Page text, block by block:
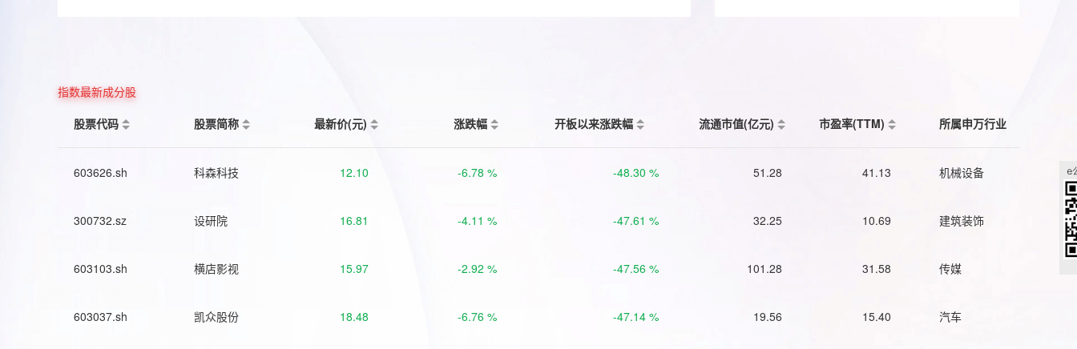
指数最新成分股
股票代码
股票简称 最新价(元) 涨跌幅 开板以来涨跌幅 流通市值(亿元) 市盈率(TTM) 所属申万行业
603626.sh 科森科技 12.10 -6.78 % -48.30 % 51.28 41.13 机械设备
300732.sz 设研院 16.81 -4.11 % -47.61 % 32.25 10.69 建筑装饰
603103.sh 横店影视 15.97 -2.92 % -47.56 % 101.28 31.58 传媒
603037.sh 凯众股份 18.48 -6.76 % -47.14 % 19.56 15.40 汽车